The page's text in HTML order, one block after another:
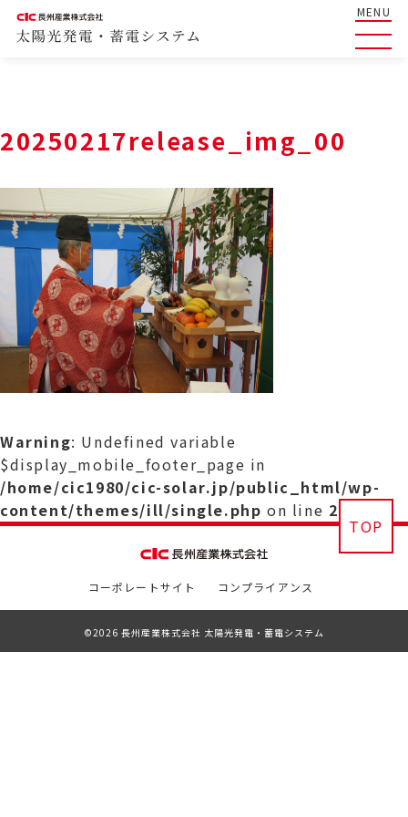
MENU
20250217release_img_00
Warning: Undefined variable
$display_mobile_footer_page in
/home/cic1980/cic-solar.jp/public_html/wp-
content/themes/ill/single.php on line 29
TOP
コーポレートサイト コンプライアンス
©2026 長州産業株式会社 太陽光発電・蓄電システム